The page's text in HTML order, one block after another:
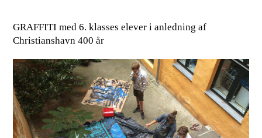
GRAFFITI med 6. klasses elever i anledning af
Christianshavn 400 år